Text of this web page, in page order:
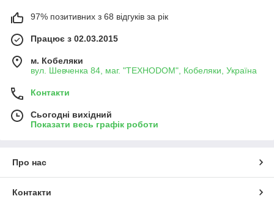
97% позитивних з 68 відгуків за рік
Працює з 02.03.2015
м. Кобеляки
вул. Шевченка 84, маг. "ТЕХНОDOM", Кобеляки, Україна
Контакти
Сьогодні вихідний
Показати весь графік роботи
Про нас
Контакти